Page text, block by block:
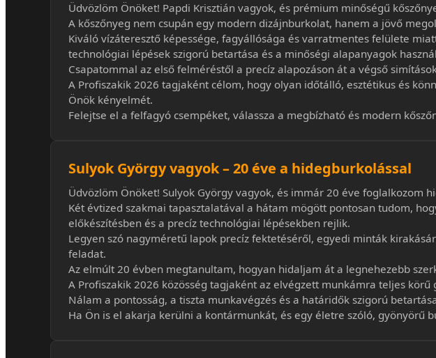
Üdvözlöm Önöket! Papdi Krisztián vagyok, és prémium minőségű
A kőszőnyeg nem csupán egy modern dizájnburkolat, hanem a jövő
Kiváló vízáteresztő képessége, fagyállósága és varratmentes felülete
technológiai lépések szigorú betartása és a minőségi alapanyagok
Csapatommal az első felméréstől a precíz alapozáson át a végső
A Profiszakik 2026 tagjaként célom, hogy olyan időtálló, esztétikus és
Önök kényelmét.
Felejtse el a felfagyó csempéket, válassza a megbízható és modern
Sulyok György vagyok – 20 éve a hidegburkolással
Üdvözlöm Önöket! Sulyok György vagyok, és immár 20 éve foglalkozom
Két évtized szakmai tapasztalatával a hátam mögött pontosan tudom,
előkészítésben és a precíz technológiai lépésekben rejlik.
Legyen szó nagyméretű lapok precíz fektetéséről, egyedi minták
feladat.
Az elmúlt 20 évben megtanultam, hogyan hidaljam át a legnehezebb
A Profiszakik 2026 közösség tagjaként az elvégzett munkámra teljes körű
Nálam a pontosság, a tiszta munkavégzés és a határidők szigorú
Ha Ön is el akarja kerülni a kontármunkát, és egy életre szóló,